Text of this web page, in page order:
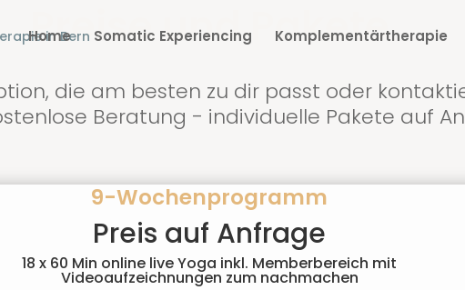
Home Somatic Experiencing Komplementärtherapie
Preise und Pakete
die am besten zu dir passt oder
Beratung - individuelle Pakete auf
9-Wochenprogramm
Preis auf Anfrage
18 x 60 Min online live Yoga inkl. Memberbereich mit
Videoaufzeichnungen zum nachmachen